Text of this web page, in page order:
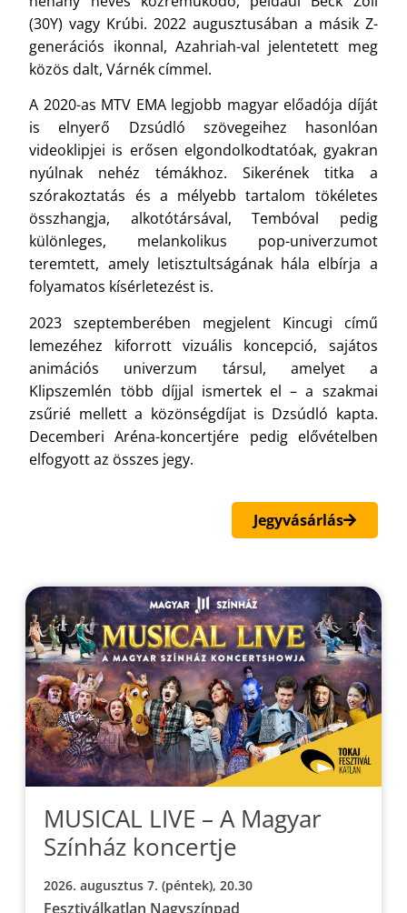
(30Y) vagy Krúbi. 2022 augusztusában a másik Z-
generációs ikonnal, Azahriah-val jelentetett meg
közös dalt, Várnék címmel.
A 2020-as MTV EMA legjobb magyar előadója díját
is elnyerő Dzsúdló szövegeihez hasonlóan
videoklipjei is erősen elgondolkodtatóak, gyakran
nyúlnak nehéz témákhoz. Sikerének titka a
szórakoztatás és a mélyebb tartalom tökéletes
összhangja, alkotótársával, Tembóval pedig
különleges, melankolikus pop-univerzumot
teremtett, amely letisztultságának hála elbírja a
folyamatos kísérletezést is.
2023 szeptemberében megjelent Kincugi című
lemezéhez kiforrott vizuális koncepció, sajátos
animációs univerzum társul, amelyet a
Klipszemlén több díjjal ismertek el – a szakmai
zsűrié mellett a közönségdíjat is Dzsúdló kapta.
Decemberi Aréna-koncertjére pedig elővételben
elfogyott az összes jegy.
Jegyvásárlás
MUSICAL LIVE – A Magyar
Színház koncertje
2026. augusztus 7. (péntek), 20.30
Fesztiválkatlan Nagyszínpad